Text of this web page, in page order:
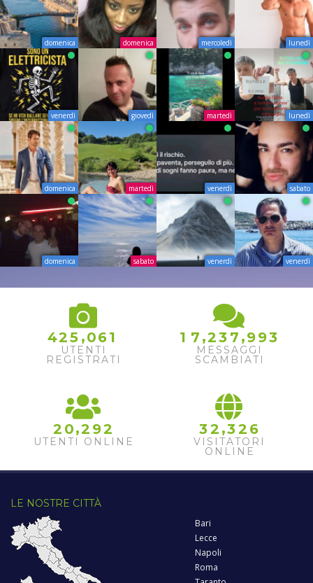
domenica domenica mercoledì lunedì
venerdì giovedì martedì lunedì
domenica martedì venerdì sabato
domenica sabato venerdì venerdì
425 ,061
UTENTI
REGISTRATI
1 7 ,23 7 ,993
MESSAGGI
SCAMBIATI
2 0,2 92
UTENTI ONLINE
32 ,32 6
VISITATORI
ONLINE
LE NOSTRE CITTÀ
Bari
Lecce
Napoli
Roma